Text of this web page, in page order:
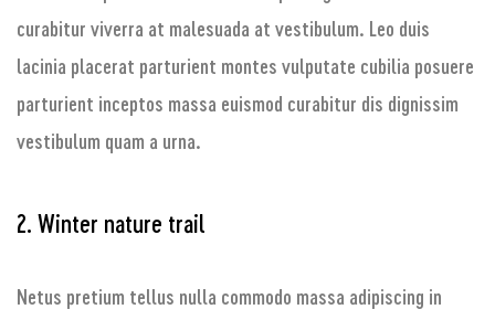
curabitur viverra at malesuada at vestibulum. Leo duis
lacinia placerat parturient montes vulputate cubilia posuere
parturient inceptos massa euismod curabitur dis dignissim
vestibulum quam a urna.
2. Winter nature trail
Netus pretium tellus nulla commodo massa adipiscing in